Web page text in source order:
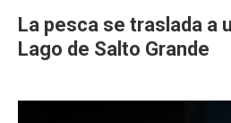
La pesca se traslada a
Lago de Salto Grande